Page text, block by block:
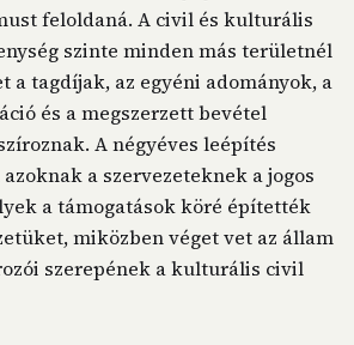
feloldaná. A civil és kulturális
szinte minden más területnél
a tagdíjak, az egyéni adományok, a
és a megszerzett bevétel
A négyéves leépítés
a szervezeteknek a jogos
a támogatások köré építették
miközben véget vet az állam
szerepének a kulturális civil